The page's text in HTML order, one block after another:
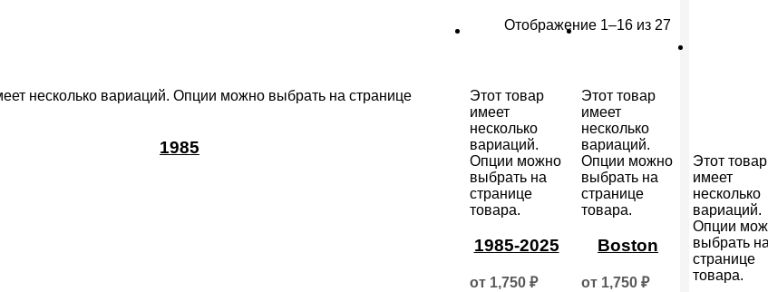
Отображение 1–16 из 27
несколько вариаций. Опции можно выбрать на странице
1985
Этот товар
имеет
несколько
вариаций.
Опции можно
выбрать на
странице
товара.
1985-2025
от 1,750 ₽
Этот товар
имеет
несколько
вариаций.
Опции можно
выбрать на
странице
товара.
Boston
от 1,750 ₽
Этот товар
имеет
несколько
вариаций.
Опции
выбрать
странице
товара.